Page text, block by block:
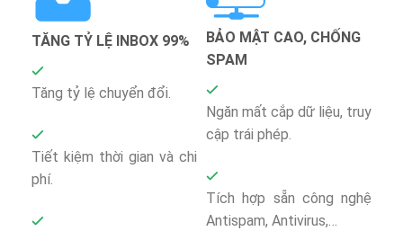
TĂNG TỶ LỆ INBOX 99%
Tăng tỷ lệ chuyển đổi.
Tiết kiệm thời gian và chi
phí.
BẢO MẬT CAO, CHỐNG
SPAM
Ngăn mất cắp dữ liệu, truy
cập trái phép.
Tích hợp sẵn công nghệ
Antispam, Antivirus,…